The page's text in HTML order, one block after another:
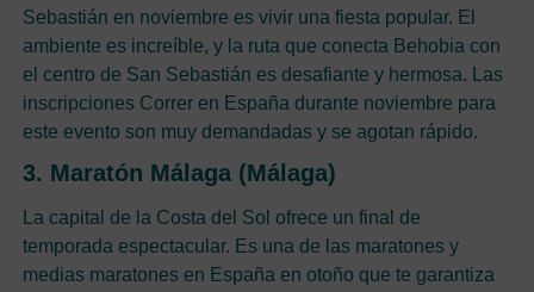
Sebastián en noviembre es vivir una fiesta popular. El
ambiente es increíble, y la ruta que conecta Behobia con
el centro de San Sebastián es desafiante y hermosa. Las
inscripciones Correr en España durante noviembre para
este evento son muy demandadas y se agotan rápido.
3. Maratón Málaga (Málaga)
La capital de la Costa del Sol ofrece un final de
temporada espectacular. Es una de las maratones y
medias maratones en España en otoño que te garantiza